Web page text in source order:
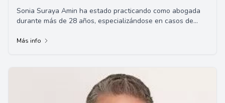
Sonia Suraya Amin ha estado practicando como abogada
durante más de 28 años, especializándose en casos de
Más info